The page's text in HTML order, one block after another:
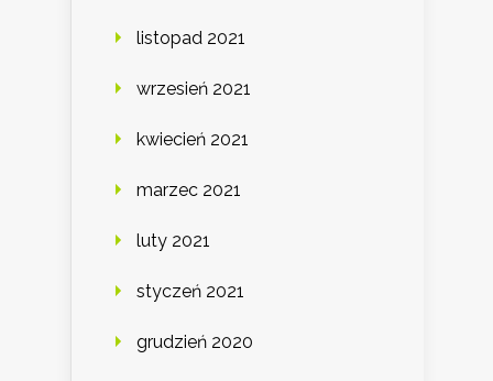
listopad 2021
wrzesień 2021
kwiecień 2021
marzec 2021
luty 2021
styczeń 2021
grudzień 2020